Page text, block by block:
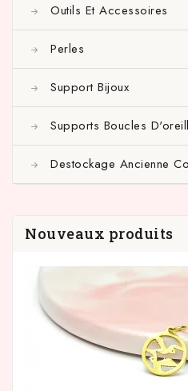
Outils Et Accessoires
Perles
Support Bijoux
Supports Boucles
Destockage Ancienne
Nouveaux produits